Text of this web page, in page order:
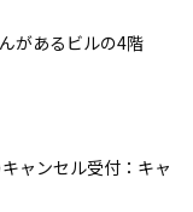
があるビルの4階
ャンセル受付：キャ